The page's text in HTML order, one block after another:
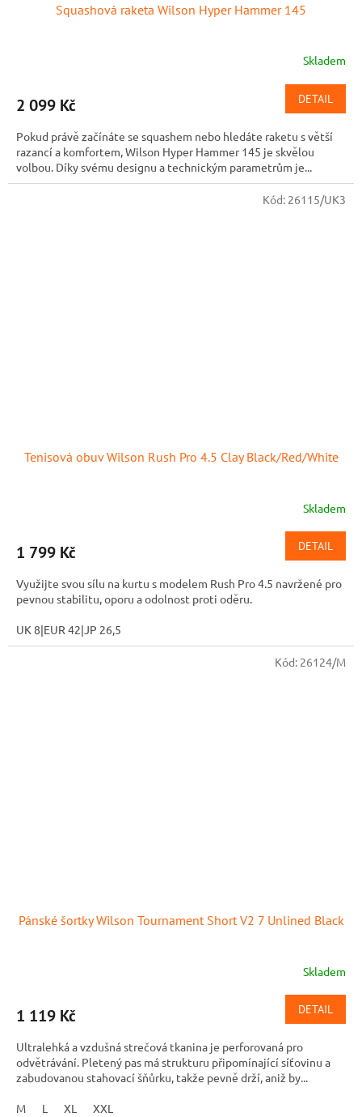
Squashová raketa Wilson Hyper Hammer 145
Skladem
2 099 Kč DETAIL
Pokud právě začínáte se squashem nebo hledáte raketu s větší
razancí a komfortem, Wilson Hyper Hammer 145 je skvělou
volbou. Díky svému designu a technickým parametrům je...
Tenisová obuv Wilson Rush Pro 4.5 Clay Black/Red/White
Skladem
1 799 Kč DETAIL
Využijte svou sílu na kurtu s modelem Rush Pro 4.5 navržené pro
pevnou stabilitu, oporu a odolnost proti oděru.
UK 8|EUR 42|JP 26,5
Kód: 26115/UK3
Pánské šortky Wilson Tournament Short V2 7 Unlined Black
Skladem
1 119 Kč DETAIL
Ultralehká a vzdušná strečová tkanina je perforovaná pro
odvětrávání. Pletený pas má strukturu připomínající síťovinu a
zabudovanou stahovací šňůrku, takže pevně drží, aniž by...
M L XL XXL
Kód: 26124/M